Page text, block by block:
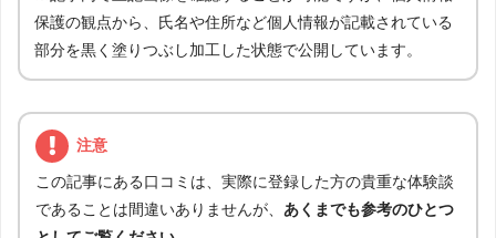
保護の観点から、氏名や住所など個人情報が記載されている
部分を黒く塗りつぶし加工した状態で公開しています。
注意
この記事にある口コミは、実際に登録した方の貴重な体験談
であることは間違いありませんが、 あくまでも参考のひとつ